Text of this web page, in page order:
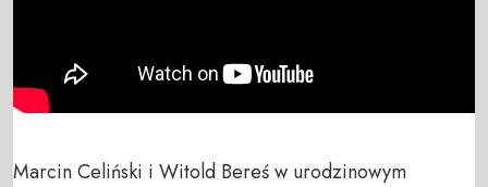
Marcin Celiński i Witold Bereś w urodzinowym